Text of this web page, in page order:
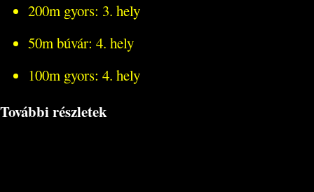
200m gyors: 3. hely
50m búvár: 4. hely
100m gyors: 4. hely
További részletek